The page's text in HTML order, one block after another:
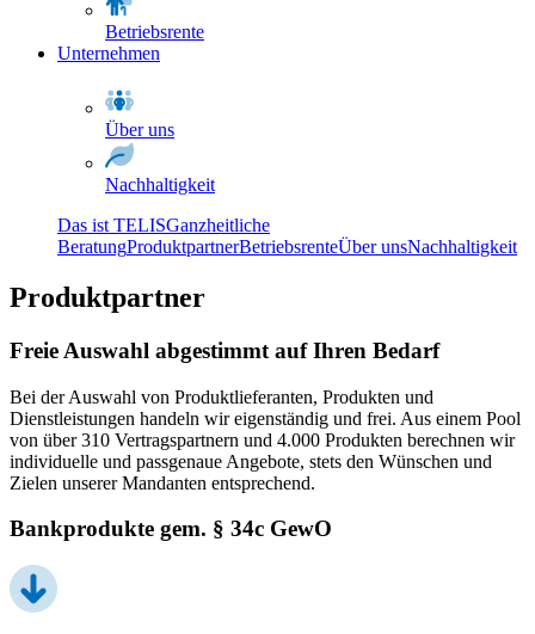
Betriebsrente
Unternehmen
Über uns
Nachhaltigkeit
Das ist TELISGanzheitliche
BeratungProduktpartnerBetriebsrenteÜber unsNachhaltigkeit
Produktpartner
Freie Auswahl abgestimmt auf Ihren Bedarf
Bei der Auswahl von Produktlieferanten, Produkten und
Dienstleistungen handeln wir eigenständig und frei. Aus einem Pool
von über 310 Vertragspartnern und 4.000 Produkten berechnen wir
individuelle und passgenaue Angebote, stets den Wünschen und
Zielen unserer Mandanten entsprechend.
Bankprodukte gem. § 34c GewO